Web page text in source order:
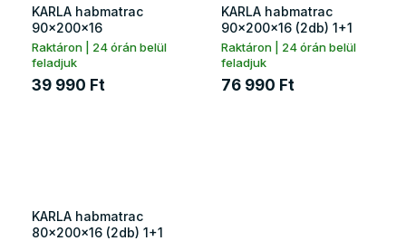
KARLA habmatrac
90x200x16
Raktáron | 24 órán belül
feladjuk
39 990 Ft
KARLA habmatrac
90x200x16 (2db) 1+1
Raktáron | 24 órán belül
feladjuk
76 990 Ft
KARLA habmatrac
80x200x16 (2db) 1+1